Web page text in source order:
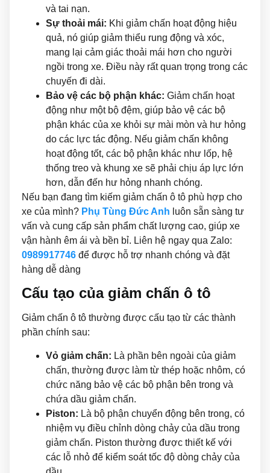
và tai nạn.
Sự thoải mái: Khi giảm chấn hoạt động hiệu
quả, nó giúp giảm thiểu rung động và xóc,
mang lại cảm giác thoải mái hơn cho người
ngồi trong xe. Điều này rất quan trọng trong các
chuyến đi dài.
Bảo vệ các bộ phận khác: Giảm chấn hoạt
động như một bộ đệm, giúp bảo vệ các bộ
phận khác của xe khỏi sự mài mòn và hư hỏng
do các lực tác động. Nếu giảm chấn không
hoạt động tốt, các bộ phận khác như lốp, hệ
thống treo và khung xe sẽ phải chịu áp lực lớn
hơn, dẫn đến hư hỏng nhanh chóng.
Nếu bạn đang tìm kiếm giảm chấn ô tô phù hợp cho
xe của mình? Phụ Tùng Đức Anh luôn sẵn sàng tư
vấn và cung cấp sản phẩm chất lượng cao, giúp xe
vận hành êm ái và bền bỉ. Liên hệ ngay qua Zalo:
0989917746 để được hỗ trợ nhanh chóng và đặt
hàng dễ dàng
Cấu tạo của giảm chấn ô tô
Giảm chấn ô tô thường được cấu tạo từ các thành
phần chính sau:
Vỏ giảm chấn: Là phần bên ngoài của giảm
chấn, thường được làm từ thép hoặc nhôm, có
chức năng bảo vệ các bộ phận bên trong và
chứa dầu giảm chấn.
Piston: Là bộ phận chuyển động bên trong, có
nhiệm vụ điều chỉnh dòng chảy của dầu trong
giảm chấn. Piston thường được thiết kế với
các lỗ nhỏ để kiểm soát tốc độ dòng chảy của